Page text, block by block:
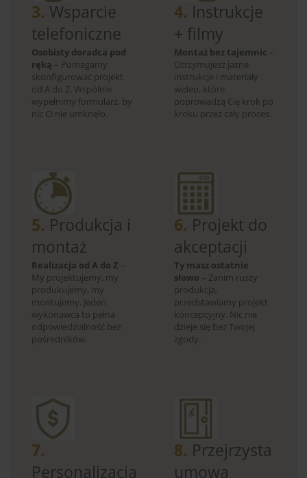
3. Wsparcie
telefoniczne
Osobisty doradca pod
ręką – Pomagamy
skonfigurować projekt
od A do Z. Wspólnie
wypełnimy formularz, by
nic Ci nie umknęło.
4. Instrukcje
+ filmy
Montaż bez tajemnic –
Otrzymujesz jasne
instrukcje i materiały
wideo, które
poprowadzą Cię krok po
kroku przez cały proces.
5. Produkcja i
montaż
Realizacja od A do Z –
My projektujemy, my
produkujemy, my
montujemy. Jeden
wykonawca to pełna
odpowiedzialność bez
pośredników.
6. Projekt do
akceptacji
Ty masz ostatnie
słowo – Zanim ruszy
produkcja,
przedstawiamy projekt
koncepcyjny. Nic nie
dzieje się bez Twojej
zgody.
7.
Personalizacja
8. Przejrzysta
umowa